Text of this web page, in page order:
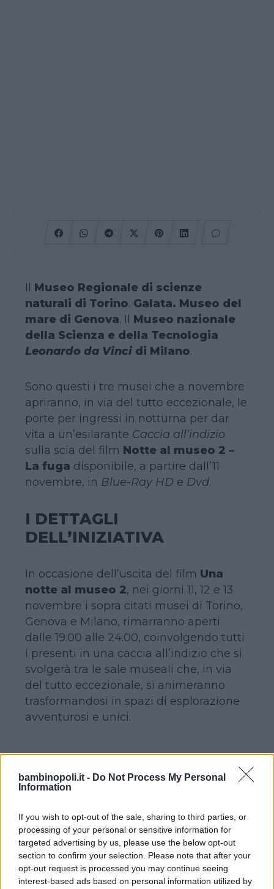
bambinopoli.it - Do Not Process My Personal
Information
If you wish to opt-out of the sale, sharing to third parties, or
processing of your personal or sensitive information for
targeted advertising by us, please use the below opt-out
section to confirm your selection. Please note that after your
opt-out request is processed you may continue seeing
interest-based ads based on personal information utilized by
Il Museo Regionale di scienze
naturali di Torino. Galata. Museo del
mare di Genova. Il Museo nazionale
della Scienza e della Tecnologia
Leonardo da Vincidi Milano.
Sono questi i tre musei che a novembre
apriranno, in via del tutto eccezionale, le
porte per ingressi in notturna per dar
vita a un’esilarante Caccia all’indizio
sulla scia del film Notte al museo 2 –
La fuga disponibile, a partire dall’11
novembre, in Blue-Ray HD e Dvd.
I DETTAGLI
DELL’INIZIATIVA
In occasione dell’uscita del film Una
notte al museo 2, nei giorni 11, 12 e 13
novembre i sopra citati musei di Torino,
Genova e Milano, rimarranno aperti
dalle 19.00 alle 24.00, coinvolgendo tutti
i presenti in una caccia all’indizio che si
svolgerà tra le sale museali che, in via
del tutto eccezionale, si animeranno
trasformandosi in spazi di esplorazione
avventurosi e unici.
Tra animali preistorici, maestosi
transatlantici e aerei d’epoca, infatti,
sotto l’occhio vigile del più famoso
guardiano notturno del cinema